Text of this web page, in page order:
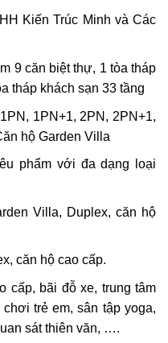
Kiến Trúc Minh và Các
9 căn biệt thự, 1 tòa tháp
tháp khách sạn 33 tầng
1PN+1, 2PN, 2PN+1,
hộ Garden Villa
phẩm với đa dạng loại
Villa, Duplex, căn hộ
căn hộ cao cấp.
cấp, bãi đỗ xe, trung tâm
trẻ em, sân tập yoga,
sát thiên văn, ….